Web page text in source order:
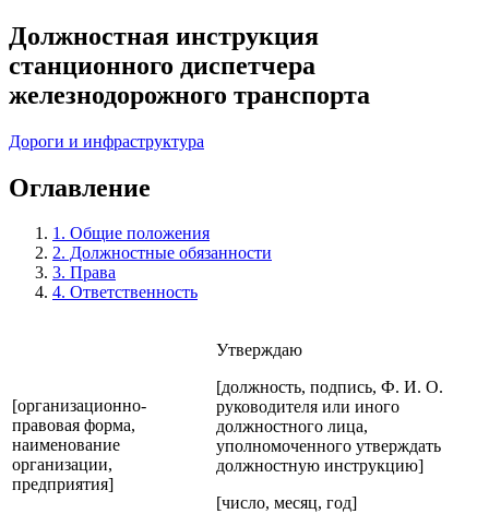
Должностная инструкция
станционного диспетчера
железнодорожного транспорта
Дороги и инфраструктура
Оглавление
1. Общие положения
2. Должностные обязанности
3. Права
4. Ответственность
[организационно-
правовая форма,
наименование
организации,
предприятия]
Утверждаю
[должность, подпись, Ф. И. О.
руководителя или иного
должностного лица,
уполномоченного утверждать
должностную инструкцию]
[число, месяц, год]